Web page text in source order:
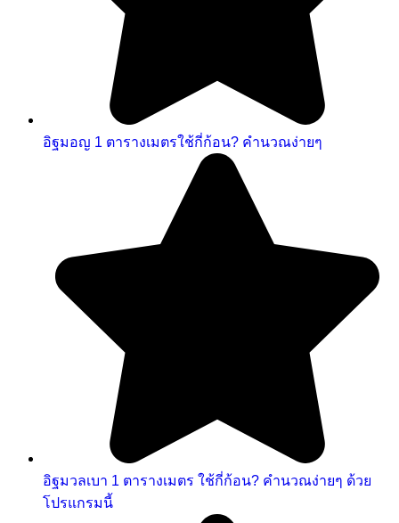
อิฐมอญ 1 ตารางเมตรใช้กี่ก้อน? คำนวณง่ายๆ
อิฐมวลเบา 1 ตารางเมตร ใช้กี่ก้อน? คำนวณง่ายๆ ด้วย
โปรแกรมนี้